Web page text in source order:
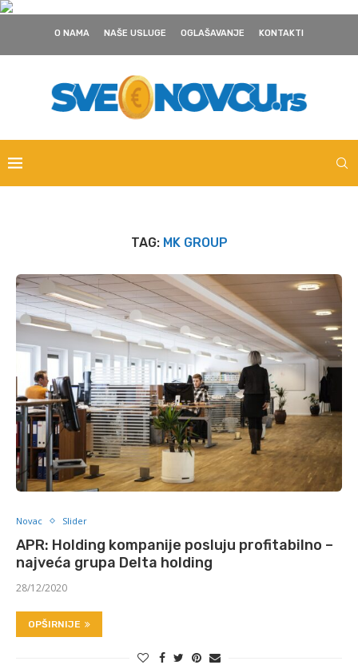
O NAMA NAŠE USLUGE OGLAŠAVANJE KONTAKTI
TAG: MK GROUP
Novac Slider
APR: Holding kompanije posluju profitabilno –
najveća grupa Delta holding
28/12/2020
OPŠIRNIJE